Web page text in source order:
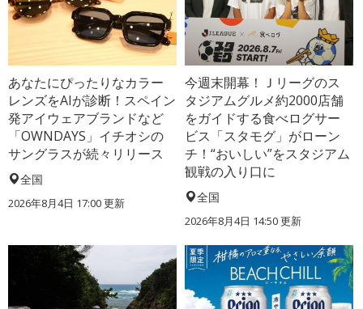
あなたにぴったりなカラー
レンズをAIが診断！スペイン
発アイウェアブランドなど
「OWNDAYS」イチオシの
サングラスが続々リリース
全国
2026年8月4日 17:00更新
今週末開幕！Ｊリーグのス
タジアムグルメ約2000店舗
をガイドする食べログサー
ビス「スタモグ」がローン
チ！“おいしい”をスタジアム
観戦の入り口に
全国
2026年8月4日 14:50更新